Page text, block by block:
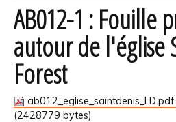
AB012-1 : Fouille
autour de l'église
Forest
ab012_eglise_saintdenis_LD.pdf
(2428779 bytes)